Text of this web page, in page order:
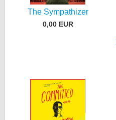
The Sympathizer
0,00 EUR